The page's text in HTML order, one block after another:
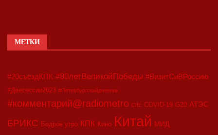
МЕТКИ
#20съездКПК #80летВеликойПобеды #ВизитСиВРоссию
#Двесессии2023 #Петербургскийдневник
#комментарий@radiometro CIIE COVID-19 G20 АТЭС
БРИКС Бодрое утро КПК Кино Китай МИД